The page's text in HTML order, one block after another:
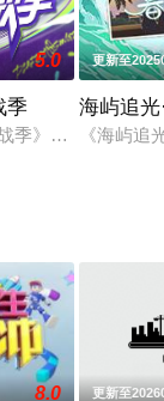
艺术的“演员训
5.0
季
战季》采用舞台对
更新至
海屿追
《海屿追
8.0 更新至